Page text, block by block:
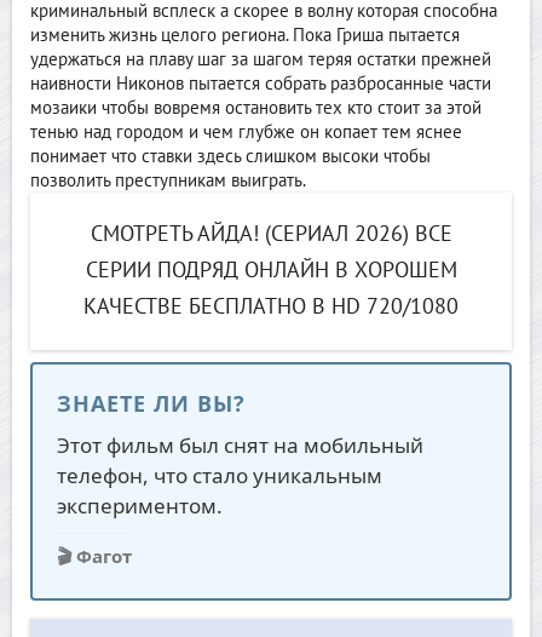
криминальный всплеск а скорее в волну которая способна
изменить жизнь целого региона. Пока Гриша пытается
удержаться на плаву шаг за шагом теряя остатки прежней
наивности Никонов пытается собрать разбросанные части
мозаики чтобы вовремя остановить тех кто стоит за этой
тенью над городом и чем глубже он копает тем яснее
понимает что ставки здесь слишком высоки чтобы
позволить преступникам выиграть.
СМОТРЕТЬ АЙДА! (СЕРИАЛ 2026) ВСЕ
СЕРИИ ПОДРЯД ОНЛАЙН В ХОРОШЕМ
КАЧЕСТВЕ БЕСПЛАТНО В HD 720/1080
ЗНАЕТЕ ЛИ ВЫ?
Этот фильм был снят на мобильный
телефон, что стало уникальным
экспериментом.
🎬 Фагот